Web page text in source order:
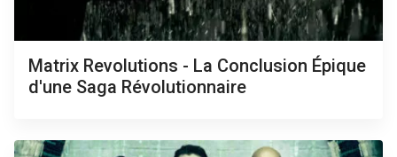
Matrix Revolutions - La Conclusion Épique
d'une Saga Révolutionnaire